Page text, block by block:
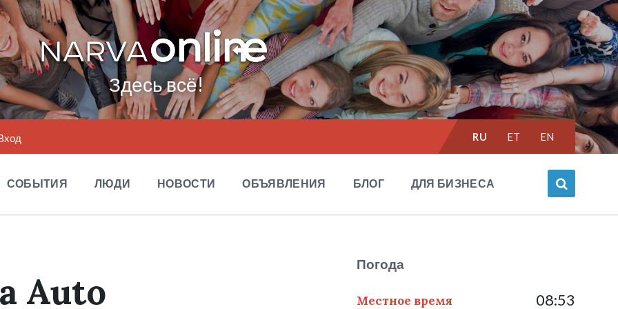
Здесь всё!
Выбрать
язык:RU ET EN
СОБЫТИЯ ЛЮДИ НОВОСТИ ОБЪЯВЛЕНИЯ БЛОГ ДЛЯ БИЗНЕСА
Auto
Погода
Местное время 08:53